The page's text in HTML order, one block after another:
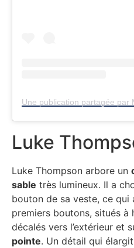
Luke
Luke Thompson arbore un
sable très lumineux. Il a
bouton de sa veste, ce qui
premiers boutons, situés à
décalés vers l’extérieur et
pointe. Un détail qui